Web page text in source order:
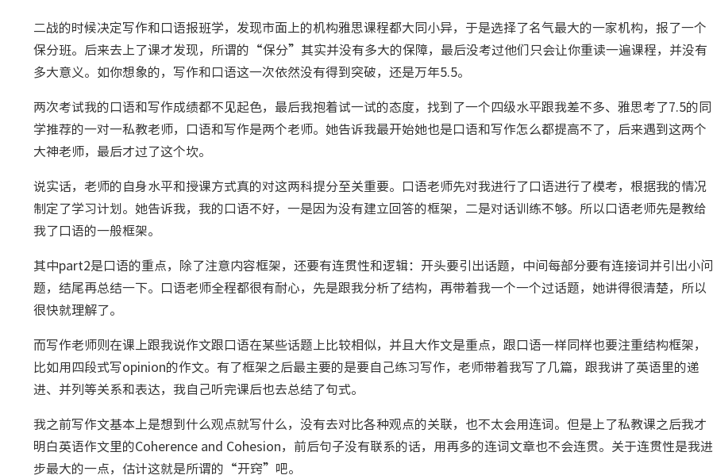
二战的时候决定写作和口语报班学，发现市面上的机构雅思课程都大同小异，于是选择了名气最大的一家机构，报了一个
保分班。后来去上了课才发现，所谓的“保分”其实并没有多大的保障，最后没考过他们只会让你重读一遍课程，并没有
多大意义。如你想象的，写作和口语这一次依然没有得到突破，还是万年5.5。
两次考试我的口语和写作成绩都不见起色，最后我抱着试一试的态度，找到了一个四级水平跟我差不多、雅思考了7.5的同
学推荐的一对一私教老师，口语和写作是两个老师。她告诉我最开始她也是口语和写作怎么都提高不了，后来遇到这两个
大神老师，最后才过了这个坎。
说实话，老师的自身水平和授课方式真的对这两科提分至关重要。口语老师先对我进行了口语进行了模考，根据我的情况
制定了学习计划。她告诉我，我的口语不好，一是因为没有建立回答的框架，二是对话训练不够。所以口语老师先是教给
我了口语的一般框架。
其中part2是口语的重点，除了注意内容框架，还要有连贯性和逻辑：开头要引出话题，中间每部分要有连接词并引出小问
题，结尾再总结一下。口语老师全程都很有耐心，先是跟我分析了结构，再带着我一个一个过话题，她讲得很清楚，所以
很快就理解了。
而写作老师则在课上跟我说作文跟口语在某些话题上比较相似，并且大作文是重点，跟口语一样同样也要注重结构框架，
比如用四段式写opinion的作文。有了框架之后最主要的是要自己练习写作，老师带着我写了几篇，跟我讲了英语里的递
进、并列等关系和表达，我自己听完课后也去总结了句式。
我之前写作文基本上是想到什么观点就写什么，没有去对比各种观点的关联，也不太会用连词。但是上了私教课之后我才
明白英语作文里的Coherence and Cohesion，前后句子没有联系的话，用再多的连词文章也不会连贯。关于连贯性是我进
步最大的一点，估计这就是所谓的“开窍”吧。